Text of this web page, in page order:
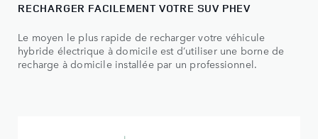
RECHARGER FACILEMENT VOTRE SUV PHEV
Le moyen le plus rapide de recharger votre véhicule
hybride électrique à domicile est d’utiliser une borne de
recharge à domicile installée par un professionnel.